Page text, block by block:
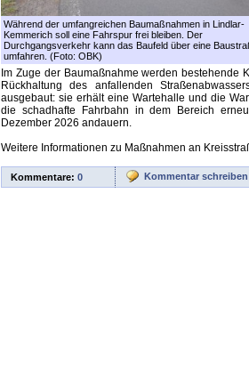
Während der umfangreichen Baumaßnahmen in Lindlar-
Kemmerich soll eine Fahrspur frei bleiben. Der
Durchgangsverkehr kann das Baufeld über eine
umfahren. (Foto: OBK)
Im Zuge der Baumaßnahme werden
Rückhaltung des anfallenden
ausgebaut: sie erhält eine Wartehalle und die
die schadhafte Fahrbahn in dem Bereich
Dezember 2026 andauern.
Weitere Informationen zu Maßnahmen an
Kommentare: 0 Kommentar schreiben